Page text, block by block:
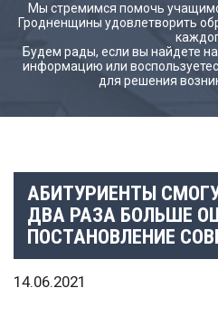
Мы стремимся помочь
Гродненщины удовлетворить
Будем рады, если вы найдете
информацию или
для решения
АБИТУРИЕНТЫ
ДВА РАЗА БОЛЬШЕ
ПОСТАНОВЛЕНИЕ
14.06.2021